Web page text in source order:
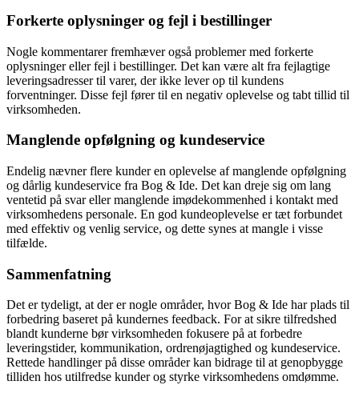
Forkerte oplysninger og fejl i bestillinger
Nogle kommentarer fremhæver også problemer med forkerte
oplysninger eller fejl i bestillinger. Det kan være alt fra fejlagtige
leveringsadresser til varer, der ikke lever op til kundens
forventninger. Disse fejl fører til en negativ oplevelse og tabt tillid til
virksomheden.
Manglende opfølgning og kundeservice
Endelig nævner flere kunder en oplevelse af manglende opfølgning
og dårlig kundeservice fra Bog & Ide. Det kan dreje sig om lang
ventetid på svar eller manglende imødekommenhed i kontakt med
virksomhedens personale. En god kundeoplevelse er tæt forbundet
med effektiv og venlig service, og dette synes at mangle i visse
tilfælde.
Sammenfatning
Det er tydeligt, at der er nogle områder, hvor Bog & Ide har plads til
forbedring baseret på kundernes feedback. For at sikre tilfredshed
blandt kunderne bør virksomheden fokusere på at forbedre
leveringstider, kommunikation, ordrenøjagtighed og kundeservice.
Rettede handlinger på disse områder kan bidrage til at genopbygge
tilliden hos utilfredse kunder og styrke virksomhedens omdømme.